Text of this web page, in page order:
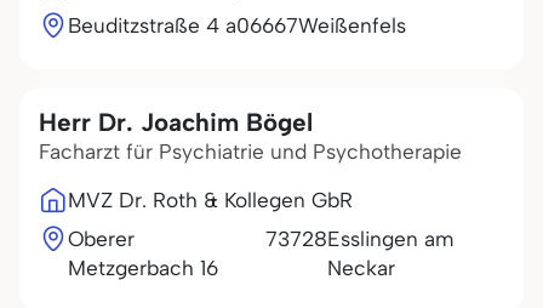
Beuditzstraße 4 a06667Weißenfels
Herr Dr. Joachim Bögel
Facharzt für Psychiatrie und Psychotherapie
MVZ Dr. Roth & Kollegen GbR
Oberer
Metzgerbach 16
73728Esslingen am
Neckar